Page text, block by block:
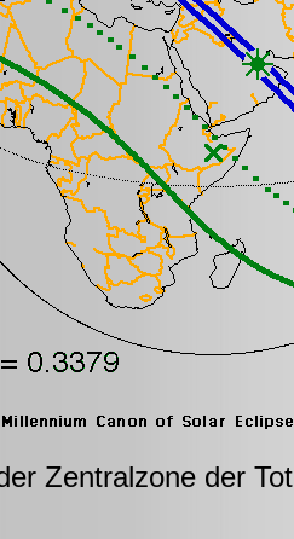
Zentralzone der